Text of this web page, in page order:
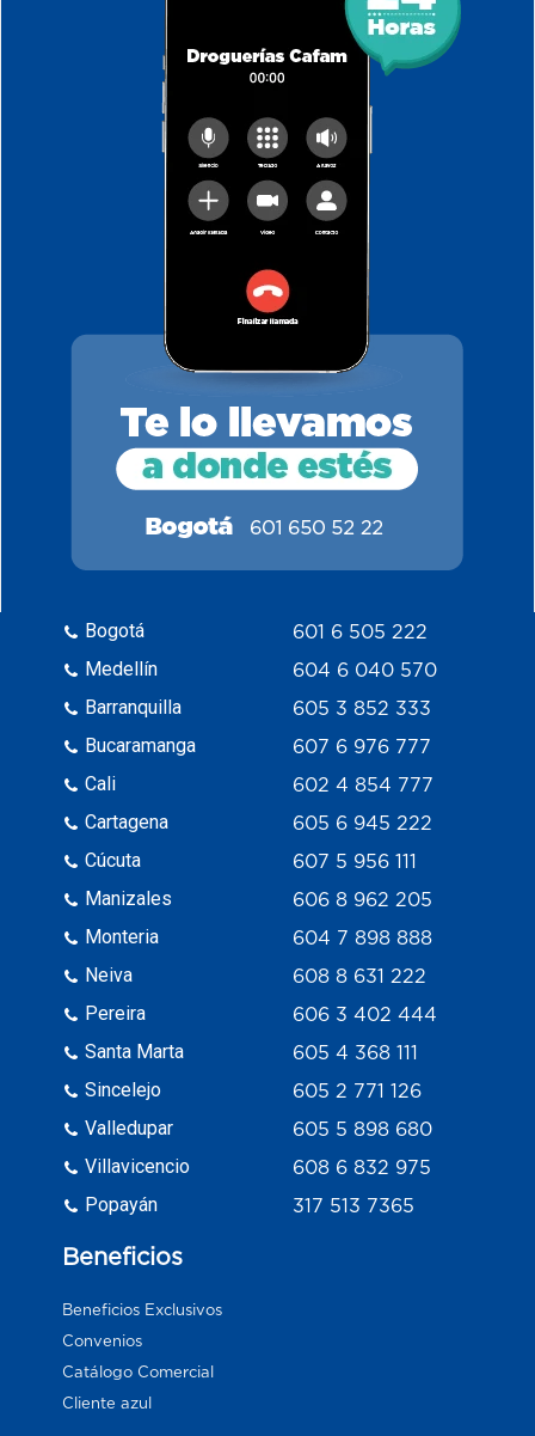
Bogotá
Medellín
Barranquilla
Bucaramanga
Cali
Cartagena
Cúcuta
Manizales
Monteria
Neiva
Pereira
Santa Marta
Sincelejo
Valledupar
Villavicencio
Popayán
601 6 505 222
604 6 040 570
605 3 852 333
607 6 976 777
602 4 854 777
605 6 945 222
607 5 956 111
606 8 962 205
604 7 898 888
608 8 631 222
606 3 402 444
605 4 368 111
605 2 771 126
605 5 898 680
608 6 832 975
317 513 7365
Beneficios
Beneficios Exclusivos
Convenios
Catálogo Comercial
Cliente azul